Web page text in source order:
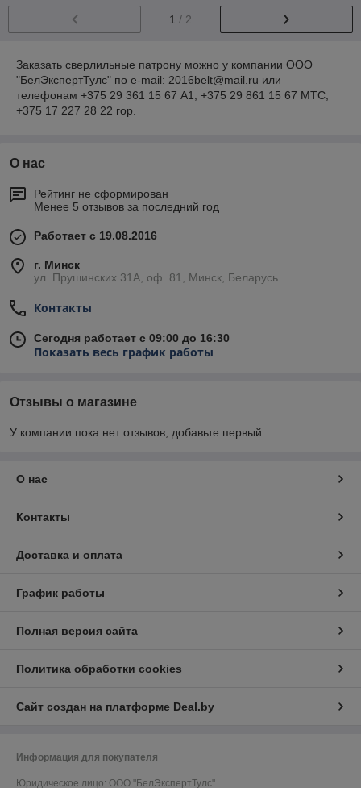
1 / 2
Заказать сверлильные патрону можно у компании ООО
"БелЭкспертТулс" по e-mail: 2016belt@mail.ru или
телефонам +375 29 361 15 67 А1, +375 29 861 15 67 МТС,
+375 17 227 28 22 гор.
О нас
Рейтинг не сформирован
Менее 5 отзывов за последний год
Работает с 19.08.2016
г. Минск
ул. Прушинских 31А, оф. 81, Минск, Беларусь
Контакты
Сегодня работает с 09:00 до 16:30
Показать весь график работы
Отзывы о магазине
У компании пока нет отзывов, добавьте первый
О нас
Контакты
Доставка и оплата
График работы
Полная версия сайта
Политика обработки cookies
Сайт создан на платформе Deal.by
Информация для покупателя
Юридическое лицо: ООО "БелЭкспертТулс"